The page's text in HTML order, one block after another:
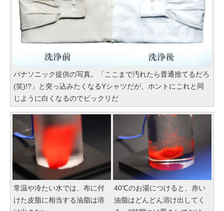
パナソニック提供の写真。「ここまで汚れたら普通捨てるだろ
(笑)!?」と突っ込みたくなるYシャツだが、ホントにこれと同
じように白くなるのでビックリだ
常温や冷たい水では、布に付
けた皮脂に相当する油脂は溶
40℃のお湯につけると、赤い
油脂はどんどん溶け出してく